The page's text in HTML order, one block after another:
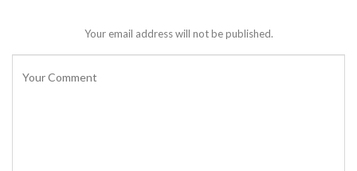
Your email address will not be published.